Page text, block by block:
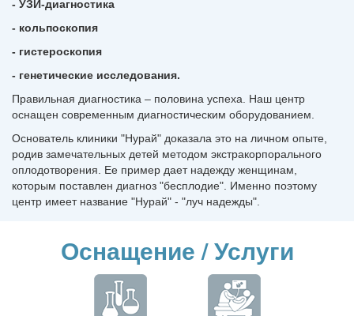
- УЗИ-диагностика
- кольпоскопия
- гистероскопия
- генетические исследования.
Правильная диагностика – половина успеха. Наш центр
оснащен современным диагностическим оборудованием.
Основатель клиники "Нурай" доказала это на личном опыте,
родив замечательных детей методом экстракорпорального
оплодотворения. Ее пример дает надежду женщинам,
которым поставлен диагноз "бесплодие". Именно поэтому
центр имеет название "Нурай" - "луч надежды".
Оснащение / Услуги